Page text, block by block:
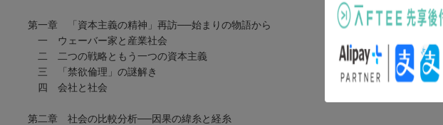
第一章 「資本主義の精神」再訪──始まりの物語から
一 ウェーバー家と産業社会
二 二つの戦略ともう一つの資本主義
三 「禁欲倫理」の謎解き
四 会社と社会
第二章 社会の比較分析──因果の緯糸と経糸